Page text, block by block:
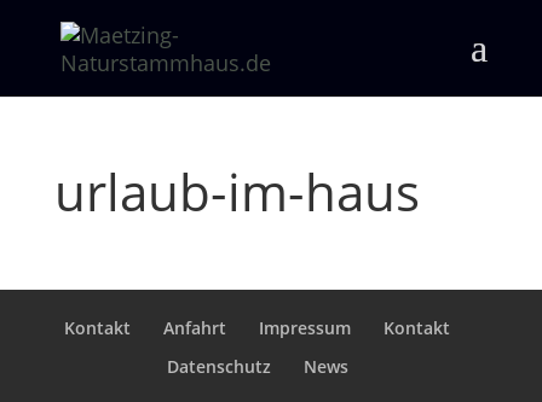
urlaub-im-haus
Kontakt Anfahrt Impressum
Kontakt
Datenschutz
News